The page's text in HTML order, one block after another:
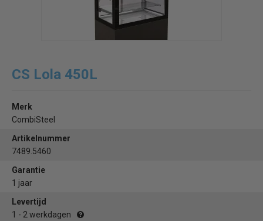
CS Lola 450L
Merk
CombiSteel
Artikelnummer
7489.5460
Garantie
1 jaar
Levertijd
1 - 2 werkdagen